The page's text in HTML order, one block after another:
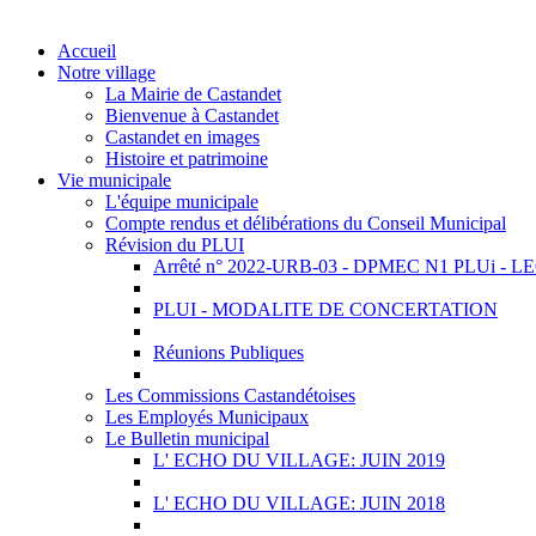
Accueil
Notre village
La Mairie de Castandet
Bienvenue à Castandet
Castandet en images
Histoire et patrimoine
Vie municipale
L'équipe municipale
Compte rendus et délibérations du Conseil Municipal
Révision du PLUI
Arrêté n° 2022-URB-03 - DPMEC N1 PLUi -
PLUI - MODALITE DE CONCERTATION
Réunions Publiques
Les Commissions Castandétoises
Les Employés Municipaux
Le Bulletin municipal
L' ECHO DU VILLAGE: JUIN 2019
L' ECHO DU VILLAGE: JUIN 2018